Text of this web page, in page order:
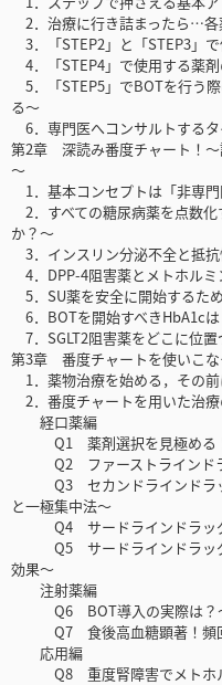
2．治療に行き詰まったら…各
3．「STEP2」と「STEP3」
4．「STEP4」で使用する薬
5．「STEP5」でBOTを行う
る～
6．専門医へコンサルトするタ
第2章 深読み番度チャート！～
～
1．基本コンセプトは「非専門
2．すべての糖尿病薬を点数
か？～
3．インスリン分泌不全と抵
4．DPP-4阻害薬とメトホルミ
5．SU薬を安全に開始するた
6．BOTを開始すべきHbA1cは
7．SGLT2阻害薬をどこに位
第3章 番度チャートを使いこな
1．薬物治療を始める，その前
2．番度チャートを用いた治
経口薬編
Q1 薬剤選択を見極める！
Q2 ファーストラインドラ
Q3 セカンドラインドラッ
と一極集中法～
Q4 サードラインドラッグ
Q5 サードラインドラッグ
効果～
注射薬編
Q6 BOT導入の実際は？～
Q7 食後高血糖顕著！頻回
応用編
Q8 重度腎障害でメトホル